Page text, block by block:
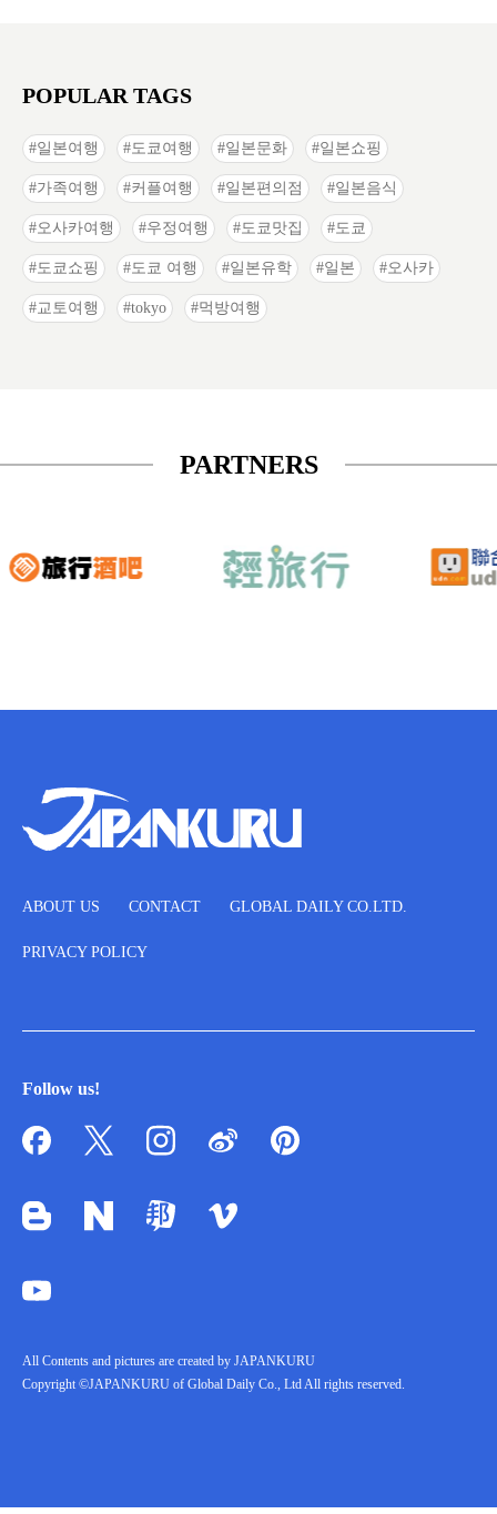
POPULAR TAGS
일본여행 도쿄여행 일본문화 일본쇼핑
가족여행 커플여행 일본편의점 일본음식
오사카여행 우정여행 도쿄맛집 도쿄
도쿄쇼핑 도쿄 여행 일본유학 일본 오사카
교토여행 tokyo 먹방여행
PARTNERS
ABOUT US CONTACT GLOBAL DAILY CO.LTD.
PRIVACY POLICY
Follow us!
All Contents and pictures are created by JAPANKURU
Copyright ©JAPANKURU of Global Daily Co., Ltd All rights reserved.